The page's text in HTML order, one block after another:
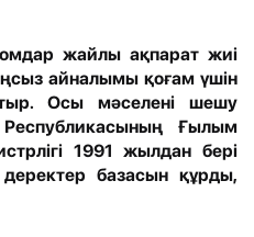
жайлы ақпарат жиі
айналымы қоғам үшін
Осы мәселені шешу
Ғылым
1991 жылдан бері
базасын құрды,